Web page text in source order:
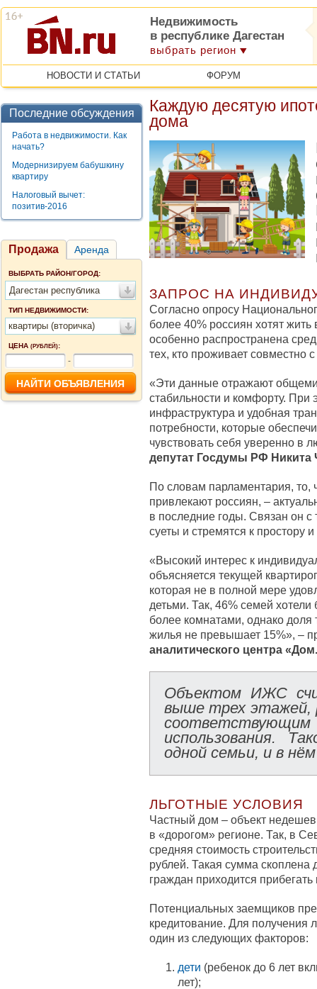
Недвижимость
в республике Дагестан
выбрать регион
НОВОСТИ И СТАТЬИ ФОРУМ
Последние обсуждения
Работа в недвижимости. Как
начать?
Модернизируем бабушкину
квартиру
Налоговый вычет:
позитив-2016
Продажа Аренда
ВЫБРАТЬ РАЙОН/ГОРОД:
Дагестан республика
ТИП НЕДВИЖИМОСТИ:
квартиры (вторичка)
ЦЕНА (РУБЛЕЙ):
-
Каждую десятую
дома
ЗАПРОС НА
Согласно опросу
более 40% россиян хотят
особенно распространена
тех, кто проживает совместно
«Эти данные отражают
стабильности и комфорту.
инфраструктура и удобная
потребности, которые
чувствовать себя уверенно в
депутат Госдумы РФ Никита
По словам парламентария, то,
привлекают россиян, –
в последние годы. Связан он с
суеты и стремятся к простору
«Высокий интерес к
объясняется текущей
которая не в полной мере
детьми. Так, 46% семей
более комнатами, однако доля
жилья не превышает 15%», –
аналитического центра
Объектом ИЖС
выше трех этажей,
использования.
одной семьи, и в
ЛЬГОТНЫЕ УСЛОВИЯ
Частный дом – объект
в «дорогом» регионе. Так, в
средняя стоимость
рублей. Такая сумма скоплена
граждан приходится прибегать
Потенциальных заемщиков
кредитование. Для получения
один из следующих факторов:
дети (ребенок до 6 лет
лет);